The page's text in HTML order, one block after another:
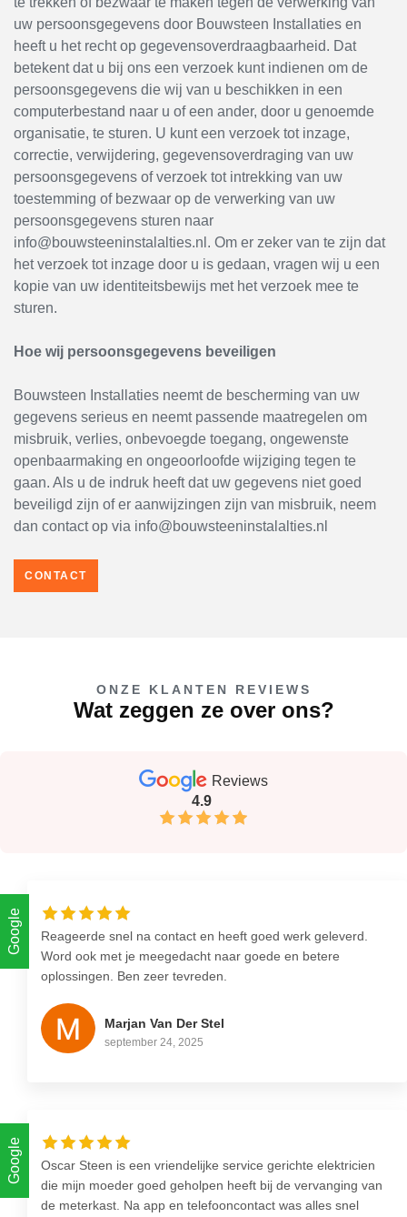
uw persoonsgegevens door Bouwsteen Installaties en
heeft u het recht op gegevensoverdraagbaarheid. Dat
betekent dat u bij ons een verzoek kunt indienen om de
persoonsgegevens die wij van u beschikken in een
computerbestand naar u of een ander, door u genoemde
organisatie, te sturen. U kunt een verzoek tot inzage,
correctie, verwijdering, gegevensoverdraging van uw
persoonsgegevens of verzoek tot intrekking van uw
toestemming of bezwaar op de verwerking van uw
persoonsgegevens sturen naar
info@bouwsteeninstalalties.nl. Om er zeker van te zijn dat
het verzoek tot inzage door u is gedaan, vragen wij u een
kopie van uw identiteitsbewijs met het verzoek mee te
sturen.
Hoe wij persoonsgegevens beveiligen
Bouwsteen Installaties neemt de bescherming van uw
gegevens serieus en neemt passende maatregelen om
misbruik, verlies, onbevoegde toegang, ongewenste
openbaarmaking en ongeoorloofde wijziging tegen te
gaan. Als u de indruk heeft dat uw gegevens niet goed
beveiligd zijn of er aanwijzingen zijn van misbruik, neem
dan contact op via info@bouwsteeninstalalties.nl
CONTACT
ONZE KLANTEN REVIEWS
Wat zeggen ze over ons?
Reviews
4.9
Google
Reageerde snel na contact en heeft goed werk geleverd.
Word ook met je meegedacht naar goede en betere
oplossingen. Ben zeer tevreden.
Marjan Van Der Stel
september 24, 2025
Google
Oscar Steen is een vriendelijke service gerichte elektricien
die mijn moeder goed geholpen heeft bij de vervanging van
de meterkast. Na app en telefooncontact was alles snel